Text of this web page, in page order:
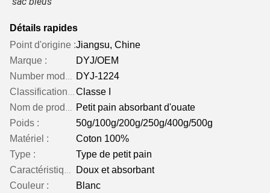
Détails rapides
Point d'origine :Jiangsu, Chine
Marque :
DYJ/OEM
Number modèle : DYJ-1224
Classification d'instrument : Classe I
Nom de produit :
Petit pain absorbant d'ouate
Poids :
50g/100g/200g/250g/400g/500g
Matériel :
Coton 100%
Type :
Type de petit pain
Caractéristique :
Doux et absorbant
Couleur :
Blanc